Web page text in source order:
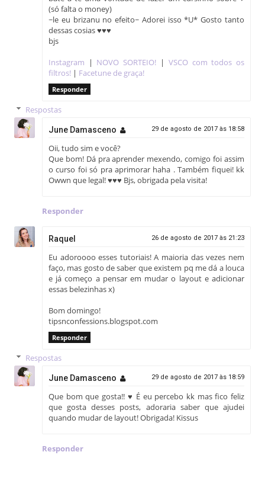
   filter: alpha(opacity=0);
   opacity: 0;
   -webkit-transform: scale(0);
   -moz-transform: scale(0);
   -o-transform: scale(0);
   -ms-transform: scale(0);
   transform: scale(0);
   -moz-transition: all 0.5s linear;
   -o-transition: all 0.5s linear;
   -ms-transition: all 0.5s linear;
   transition: all 0.5s linear;
.view-four a.info {
   opacity: 0;
   -webkit-transform: scale(0);
   -moz-transform: scale(0);
   -o-transform: scale(0);
   -ms-transform: scale(0);
   transform: scale(0);
   -webkit-transition: all 0.5s linear;
   -moz-transition: all 0.5s linear;
   -o-transition: all 0.5s linear;
   -ms-transition: all 0.5s linear;
   transition: all 0.5s linear;
}
.view-four:hover img {
   -webkit-transform: scale(10);
   -moz-transform: scale(10);
   -o-transform: scale(10);
   -ms-transform: scale(10);
-ms-filter: "progid:
(só falta o money)
~le eu brizanu no efeito~ Adorei isso *U* Gosto tanto
dessas cosias ♥♥♥
bjs
Instagram | NOVO SORTEIO! | VSCO com todos os
filtros!| Facetune de graça!
Responder
Respostas
June Damasceno 29 de agosto de 2017 às 18:58
Oii, tudo sim e você?
Que bom! Dá pra aprender mexendo, comigo foi assim
o curso foi só pra aprimorar haha . Também fiquei! kk
Owwn que legal! ♥♥♥ Bjs, obrigada pela visita!
Responder
Raquel 26 de agosto de 2017 às 21:23
Eu adoroooo esses tutoriais! A maioria das vezes nem
faço, mas gosto de saber que existem pq me dá a louca
e já começo a pensar em mudar o layout e adicionar
essas belezinhas x)
Bom domingo!
tipsnconfessions.blogspot.com
Responder
Respostas
June Damasceno 29 de agosto de 2017 às 18:59
Que bom que gosta!! ♥ É eu percebo kk mas fico feliz
que gosta desses posts, adoraria saber que ajudei
quando mudar de layout! Obrigada! Kissus
Responder